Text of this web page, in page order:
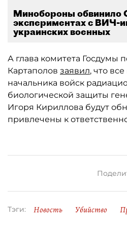
Минобороны
экспериментах с ВИЧ-
украинских военных
А глава комитета Госдумы
Картаполов заявил, что
начальника войск
биологической защиты
Игоря Кириллова будут
привлечены к
Тэги: Новость Убийство